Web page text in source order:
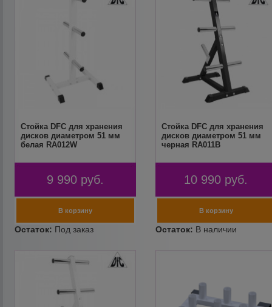
Стойка DFC для хранения
дисков диаметром 51 мм
белая RA012W
9 990 руб.
Стойка DFC для хранения
дисков диаметром 51 мм
черная RA011B
10 990 руб.